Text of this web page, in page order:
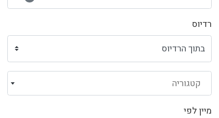
רדיוס
קטגוריה
מיין לפי